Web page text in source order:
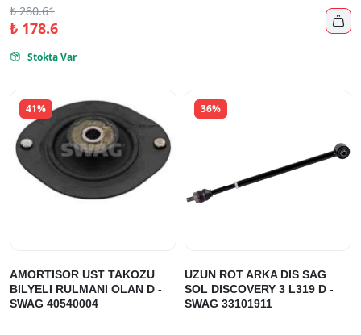
₺280.61
₺178.6 
 Stokta Var
41%
AMORTISOR UST TAKOZU
BILYELI RULMANI OLAN D -
SWAG 40540004
36%
UZUN ROT ARKA DIS SAG
SOL DISCOVERY 3 L319 D -
SWAG 33101911